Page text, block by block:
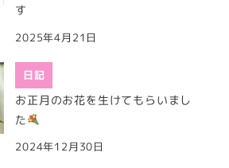
す
2025年4月21日
日記
お正月のお花を生けてもらいまし
た
2024年12月30日